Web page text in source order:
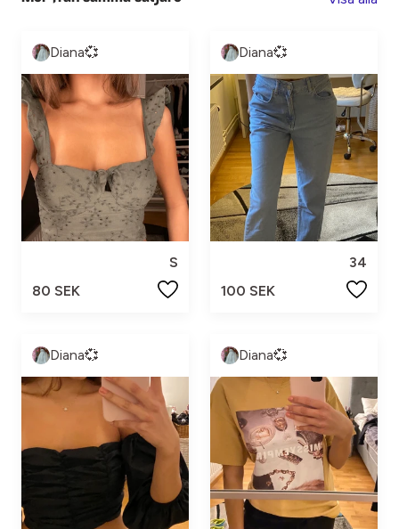
Diana💞
S
80 SEK
Diana💞
34
100 SEK
Diana💞 Diana💞